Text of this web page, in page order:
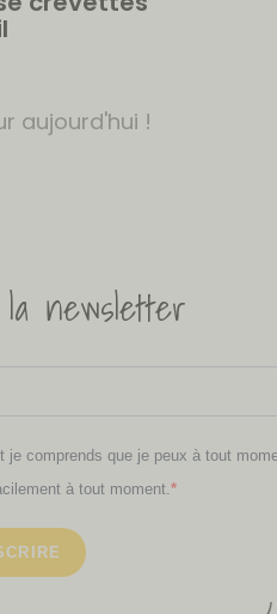
aujourd'hui !
newsletter
comprends que je peux à tout
à tout moment.